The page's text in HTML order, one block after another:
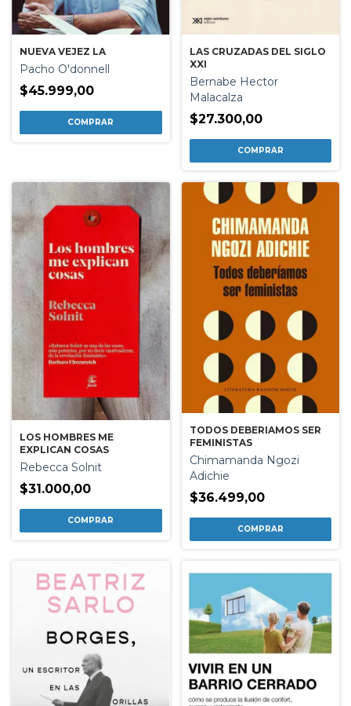
NUEVA VEJEZ LA
Pacho O'donnell
$45.999,00
LAS CRUZADAS DEL SIGLO
XXI
Bernabe Hector
Malacalza
$27.300,00
LOS HOMBRES ME
EXPLICAN COSAS
Rebecca Solnit
$31.000,00
TODOS DEBERIAMOS SER
FEMINISTAS
Chimamanda Ngozi
Adichie
$36.499,00